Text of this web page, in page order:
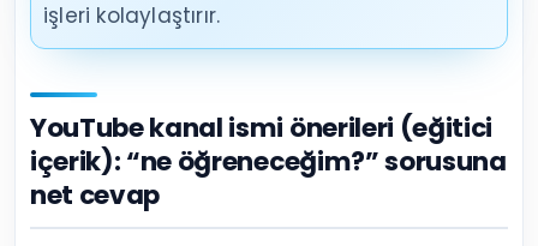
işleri kolaylaştırır.
YouTube kanal ismi önerileri (eğitici
içerik): “ne öğreneceğim?” sorusuna
net cevap